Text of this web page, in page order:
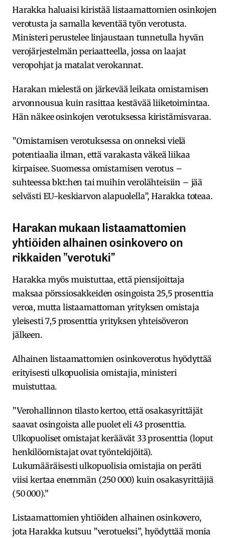
Harakka haluaisi kiristää listaamattomien osinkojen
verotusta ja samalla keventää työn verotusta.
Ministeri perustelee linjaustaan tunnetulla hyvän
verojärjestelmän periaatteella, jossa on laajat
veropohjat ja matalat verokannat.
Harakan mielestä on järkevää leikata omistamisen
arvonnousua kuin rasittaa kestävää liiketoimintaa.
Hän näkee osinkojen verotuksessa kiristämisvaraa.
”Omistamisen verotuksessa on onneksi vielä
potentiaalia ilman, että varakasta väkeä liikaa
kirpaisee. Suomessa omistamisen verotus –
suhteessa bkt:hen tai muihin verolähteisiin – jää
selvästi EU-keskiarvon alapuolella”, Harakka toteaa.
Harakan mukaan listaamattomien
yhtiöiden alhainen osinkovero on
rikkaiden ”verotuki”
Harakka myös muistuttaa, että piensijoittaja
maksaa pörssiosakkeiden osingoista 25,5 prosenttia
veroa, mutta listaamattoman yrityksen omistaja
yleisesti 7,5 prosenttia yrityksen yhteisöveron
jälkeen.
Alhainen listaamattomien osinkoverotus hyödyttää
erityisesti ulkopuolisia omistajia, ministeri
muistuttaa.
”Verohallinnon tilasto kertoo, että osakasyrittäjät
saavat osingoista alle puolet eli 43 prosenttia.
Ulkopuoliset omistajat keräävät 33 prosenttia (loput
henkilöomistajat ovat työntekijöitä).
Lukumääräisesti ulkopuolisia omistajia on peräti
viisi kertaa enemmän (250 000) kuin osakasyrittäjiä
(50 000).”
Listaamattomien yhtiöiden alhainen osinkovero,
jota Harakka kutsuu ”verotueksi”, hyödyttää monia